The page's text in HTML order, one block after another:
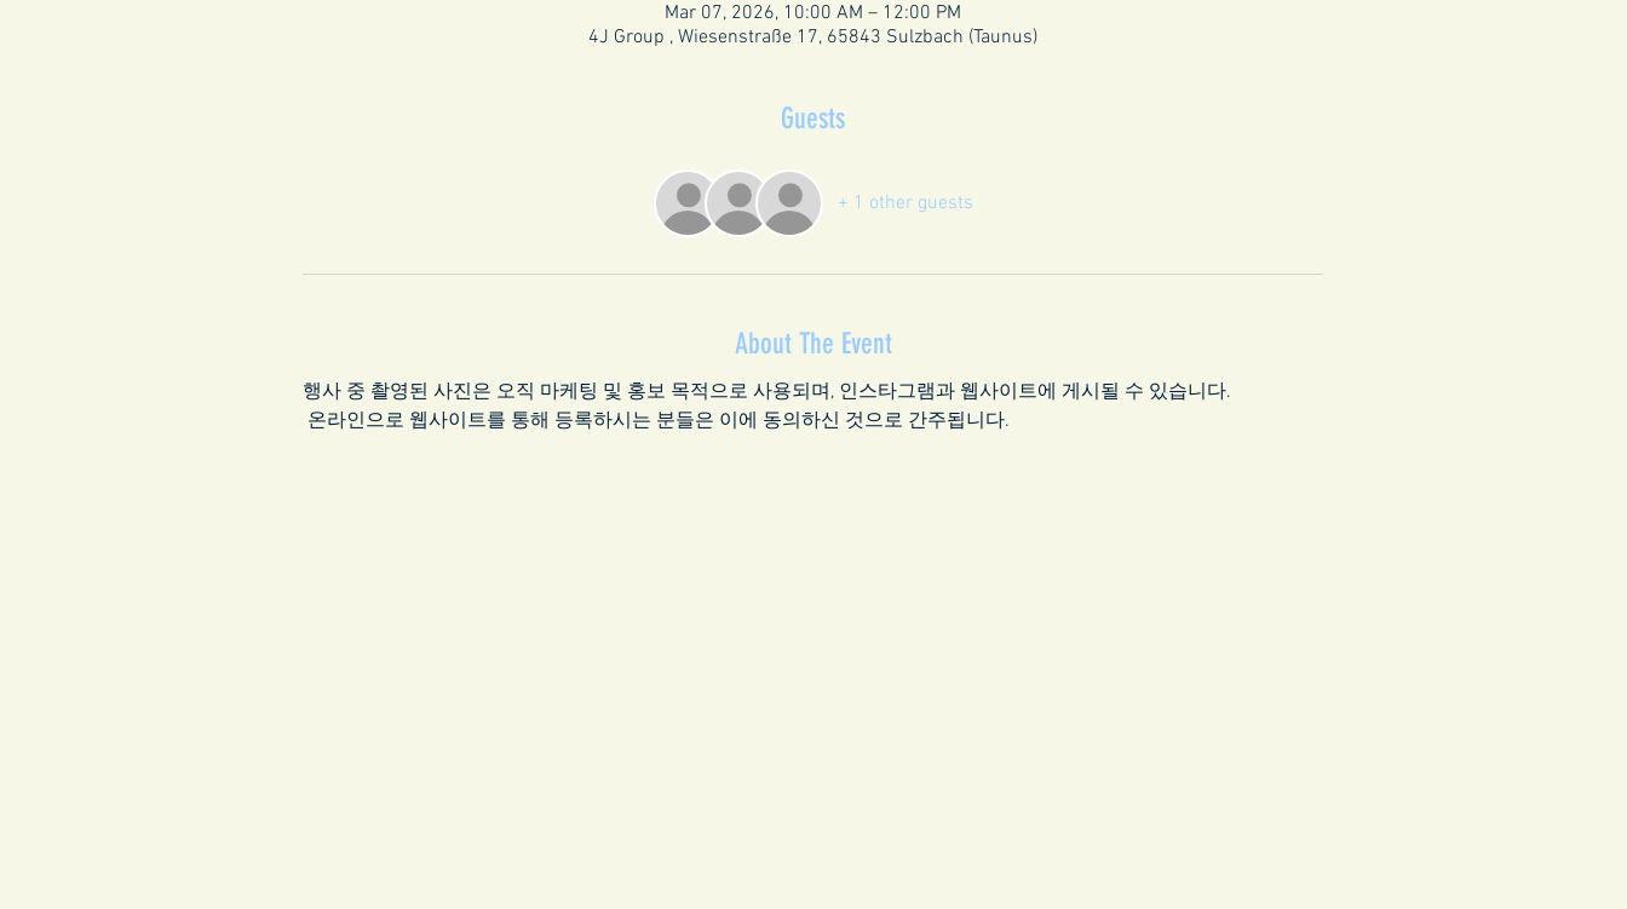
Mar 07, 2026, 10:00 AM – 12:00 PM
4J Group , Wiesenstraße 17, 65843 Sulzbach (Taunus)
Guests
+ 1 other guests
About The Event
행사 중 촬영된 사진은 오직 마케팅 및 홍보 목적으로 사용되며, 인스타그램과 웹사이트에 게시될 수 있습니다.
온라인으로 웹사이트를 통해 등록하시는 분들은 이에 동의하신 것으로 간주됩니다.